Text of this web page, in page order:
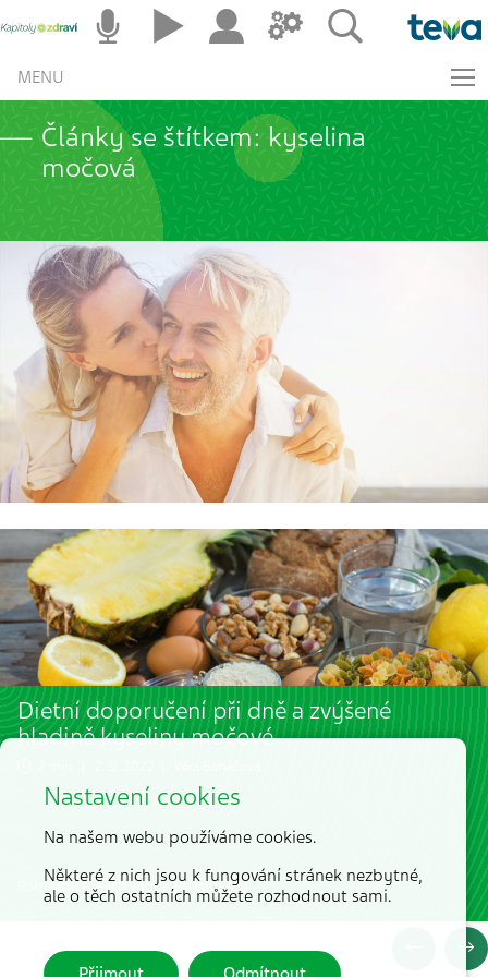
MENU
Články se štítkem: kyselina
močová
Dietní doporučení při dně a zvýšené
hladině kyseliny močové
Potraviny a jejich vhodnější varianty
Nastavení cookies
Na našem webu používáme cookies.
Některé z nich jsou k fungování stránek nezbytné,
ale o těch ostatních můžete rozhodnout sami.